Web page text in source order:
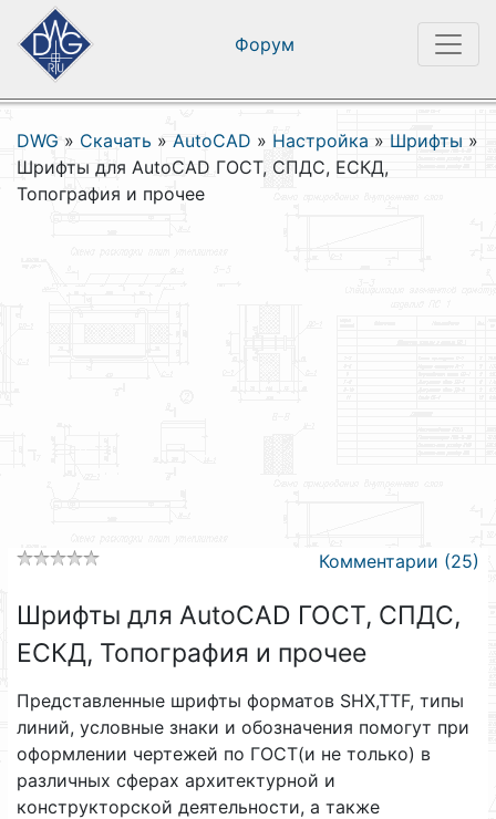
Форум
DWG » Скачать » AutoCAD » Настройка » Шрифты »
Шрифты для AutoCAD ГОСТ, СПДС, ЕСКД,
Топография и прочее
Комментарии (25)
Шрифты для AutoCAD ГОСТ, СПДС,
ЕСКД, Топография и прочее
Представленные шрифты форматов SHX,TTF, типы
линий, условные знаки и обозначения помогут при
оформлении чертежей по ГОСТ(и не только) в
различных сферах архитектурной и
конструкторской деятельности, а также